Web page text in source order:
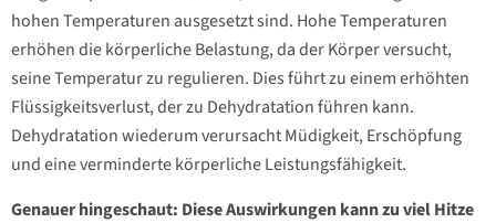
hohen Temperaturen ausgesetzt sind. Hohe Temperaturen
erhöhen die körperliche Belastung, da der Körper versucht,
seine Temperatur zu regulieren. Dies führt zu einem erhöhten
Flüssigkeitsverlust, der zu Dehydratation führen kann.
Dehydratation wiederum verursacht Müdigkeit, Erschöpfung
und eine verminderte körperliche Leistungsfähigkeit.
Genauer hingeschaut: Diese Auswirkungen kann zu viel Hitze